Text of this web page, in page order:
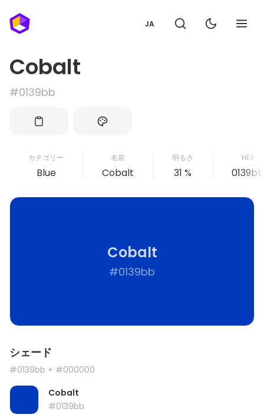
JA
Cobalt
#0139bb
カテゴリー
Blue
名前
Cobalt
明るさ
31 %
HEX
0139bb
Cobalt
#0139bb
シェード
#0139bb + #000000
Cobalt
#0139bb